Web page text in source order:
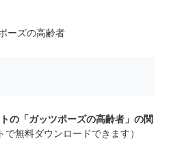
ーズの高齢者
の「ガッツポーズの高齢者」の関
で無料ダウンロードできます）